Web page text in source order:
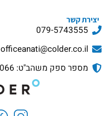
יצירת קשר
079-5743555
officeanati@colder.co.il
מספר ספק משהב"ט: 11029066